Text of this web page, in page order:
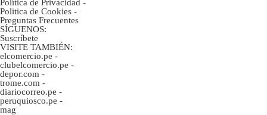
Política de Privacidad -
Politica de Cookies -
Preguntas Frecuentes
SÍGUENOS:
Suscríbete
VISITE TAMBIÉN:
elcomercio.pe -
clubelcomercio.pe -
depor.com -
trome.com -
diariocorreo.pe -
peruquiosco.pe -
mag